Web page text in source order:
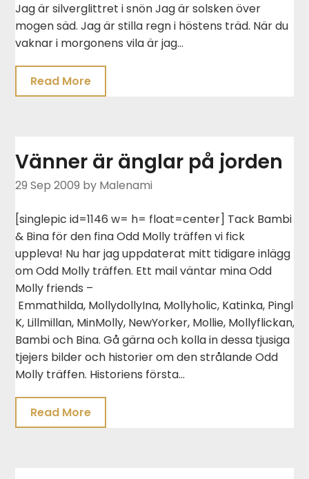
Jag är silverglittret i snön Jag är solsken över
mogen säd. Jag är stilla regn i höstens träd. När du
vaknar i morgonens vila är jag…
Read More
Vänner är änglar på jorden
29 Sep 2009 by Malenami
[singlepic id=1146 w= h= float=center] Tack Bambi
& Bina för den fina Odd Molly träffen vi fick
uppleva! Nu har jag uppdaterat mitt tidigare inlägg
om Odd Molly träffen. Ett mail väntar mina Odd
Molly friends –
Emmathilda, MollydollyIna, Mollyholic, Katinka, Pingla,
K, Lillmillan, MinMolly, NewYorker, Mollie, Mollyflickan,
Bambi och Bina. Gå gärna och kolla in dessa tjusiga
tjejers bilder och historier om den strålande Odd
Molly träffen. Historiens första…
Read More